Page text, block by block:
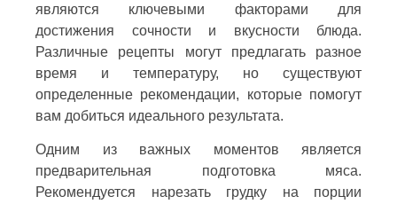
являются ключевыми факторами для
достижения сочности и вкусности блюда.
Различные рецепты могут предлагать разное
время и температуру, но существуют
определенные рекомендации, которые помогут
вам добиться идеального результата.
Одним из важных моментов является
предварительная подготовка мяса.
Рекомендуется нарезать грудку на порции